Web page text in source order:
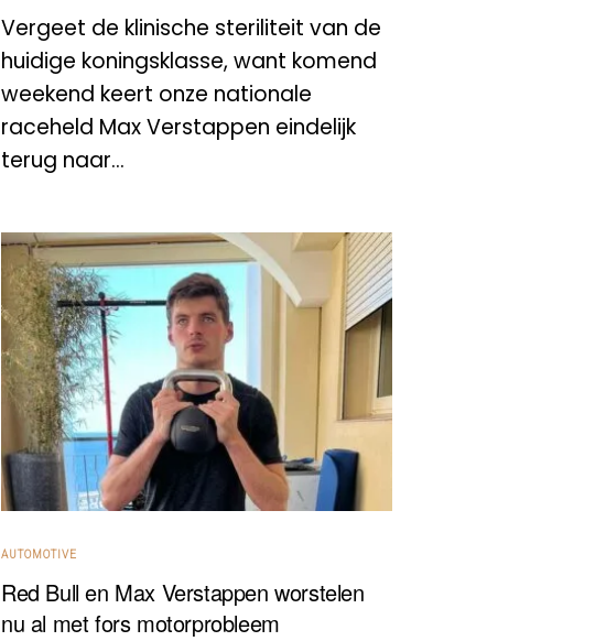
Vergeet de klinische steriliteit van de
huidige koningsklasse, want komend
weekend keert onze nationale
raceheld Max Verstappen eindelijk
terug naar...
AUTOMOTIVE
Red Bull en Max Verstappen worstelen
nu al met fors motorprobleem